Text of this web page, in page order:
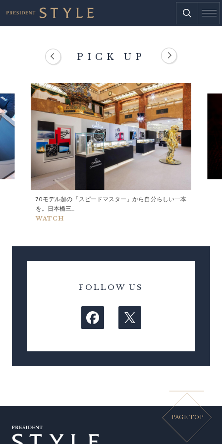
PICK UP
70モデル超の「スピードマスター」から自分らしい一本
を。日本橋三...
WATCH
FOLLOW US
PAGE TOP